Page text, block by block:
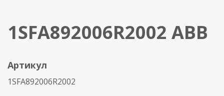
1SFA892006R2002 ABB
Артикул
1SFA892006R2002